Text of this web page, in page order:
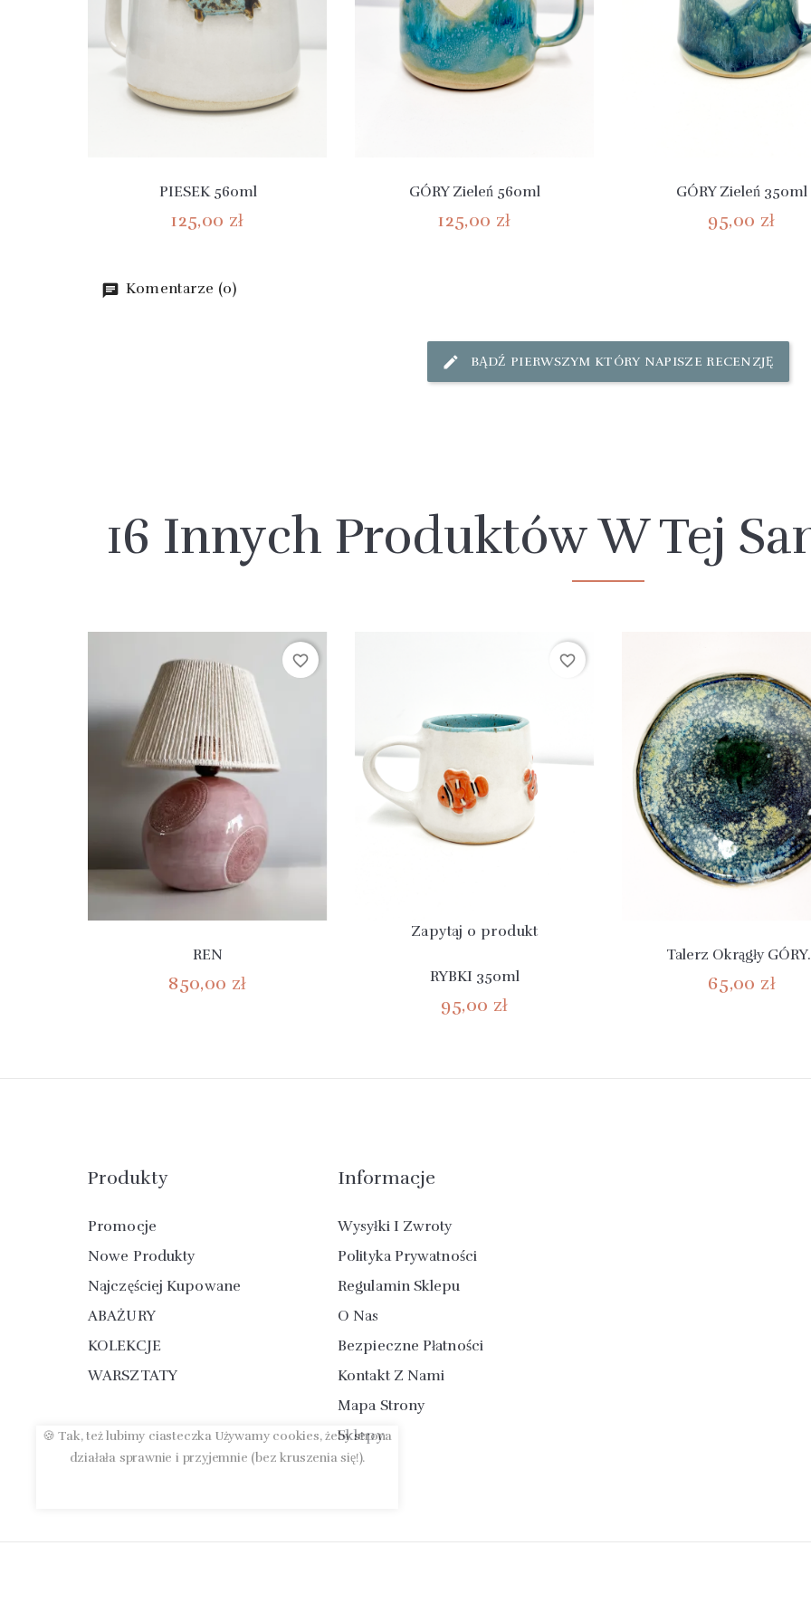
PIESEK 560ml
125,00 zł
GÓRY Zieleń 560ml
125,00 zł
GÓRY Zieleń 350ml
95,00 zł
Komentarze (0)
BĄDŹ PIERWSZYM KTÓRY NAPISZE RECENZJĘ
16 Innych Produktów W Tej
favorite_border
REN
850,00 zł
Zapytaj o produkt
favorite_border
RYBKI 350ml
95,00 zł
Talerz Okrągły
65,00 zł
Produkty
Promocje
Nowe Produkty
Najczęściej Kupowane
ABAŻURY
KOLEKCJE
WARSZTATY
Informacje
Wysyłki I Zwroty
Polityka Prywatności
Regulamin Sklepu
O Nas
Bezpieczne Płatności
Kontakt Z Nami
Mapa Strony
Sklepy
🍪 Tak, też lubimy ciasteczka Używamy cookies, żeby strona
działała sprawnie i przyjemnie (bez kruszenia się!).